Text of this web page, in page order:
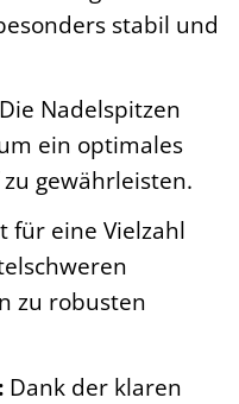
stabil und
Nadelspitzen
ein optimales
gewährleisten.
für eine Vielzahl
zu robusten
Dank der klaren